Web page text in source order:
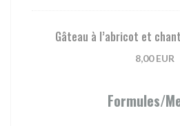
Gâteau à l’abricot et
8,00 EUR
Formules/